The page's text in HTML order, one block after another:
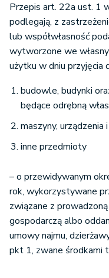
Przepis art. 22a ust. 1
podlegają, z
lub współwłasność
wytworzone we
użytku w dniu przyjęcia
budowle, budynki
będące odrębną
maszyny,
inne przedmioty
– o przewidywanym
rok, wykorzystywane
związane z
gospodarczą albo
umowy najmu,
pkt 1, zwane środkami